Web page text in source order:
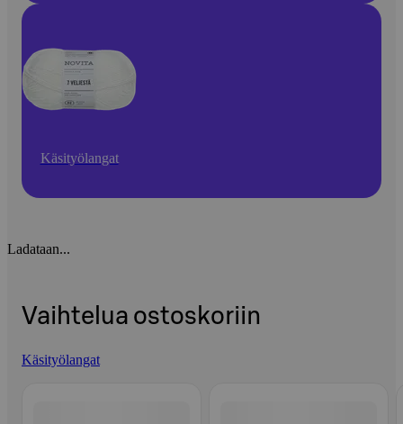
Käsityölangat
Ladataan...
Vaihtelua ostoskoriin
Käsityölangat